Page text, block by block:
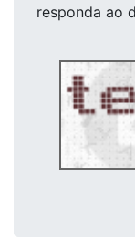
responda ao